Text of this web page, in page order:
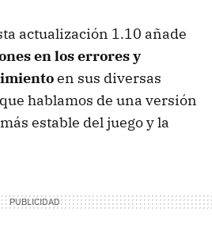
actualización 1.10 añade
en los errores y
en sus diversas
hablamos de una versión
estable del juego y la